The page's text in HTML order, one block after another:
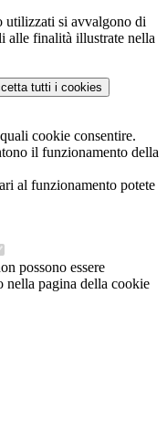
utilizzati si avvalgono di
alle finalità illustrate nella
tutti i cookies
cookie consentire.
il funzionamento della
al funzionamento potete
possono essere
nella pagina della cookie